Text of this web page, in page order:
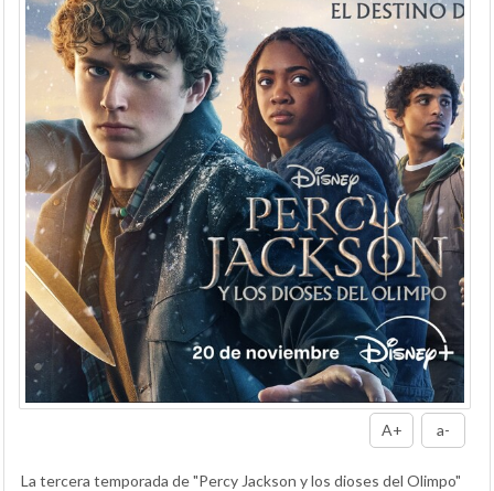
A+ a-
La tercera temporada de "Percy Jackson y los dioses del Olimpo"